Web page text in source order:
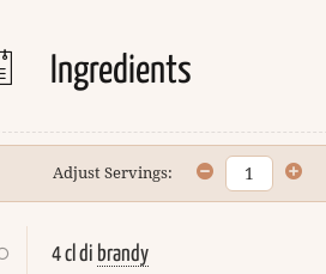
Ingredients
Adjust Servings:
4 cl di brandy